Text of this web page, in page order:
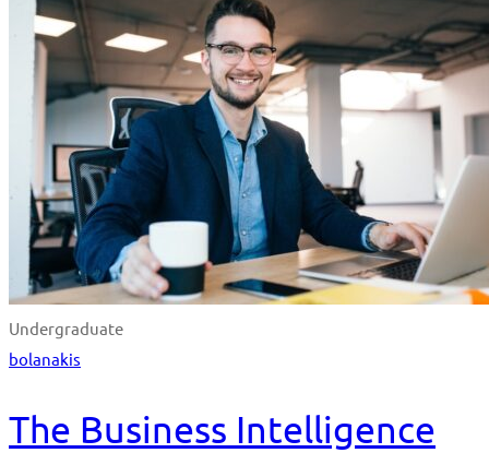
Undergraduate
bolanakis
The Business Intelligence